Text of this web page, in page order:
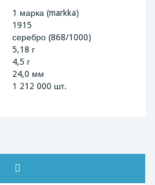
1 марка (markka)
1915
серебро (868/1000)
5,18 г
4,5 г
24,0 мм
1 212 000 шт.